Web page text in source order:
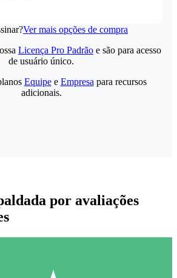
Ver mais opções de compra
Licença Pro Padrão e são para acesso
de usuário único.
Equipee Empresa para recursos
adicionais.
por avaliações